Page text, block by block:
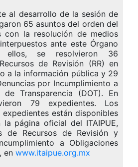
al desarrollo de la sesión de
65 asuntos del orden del
con la resolución de medios
ante este Órgano
ellos, se resolvieron 36
de Revisión (RR) en
a la información pública y 29
por Incumplimiento a
de Transparencia (DOT). En
79 expedientes. Los
están disponibles
página oficial del ITAIPUE,
de Recursos de Revisión y
a Obligaciones
en www.itaipue.org.mx